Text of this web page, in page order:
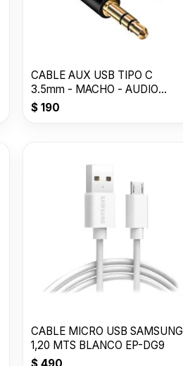
CABLE AUX USB TIPO C
3.5mm - MACHO - AUDIO
-1000mm
$ 190
CABLE MICRO USB SAMSUNG
1,20 MTS BLANCO EP-DG9
$ 490